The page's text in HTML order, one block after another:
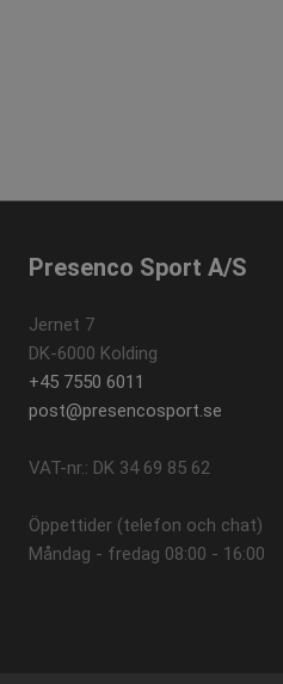
Presenco Sport A/S
Jernet 7
DK-6000 Kolding
+45 7550 6011
post@presencosport.se
VAT-nr.: DK 34 69 85 62
Öppettider (telefon och chat)
Måndag - fredag ​​08:00 - 16:00